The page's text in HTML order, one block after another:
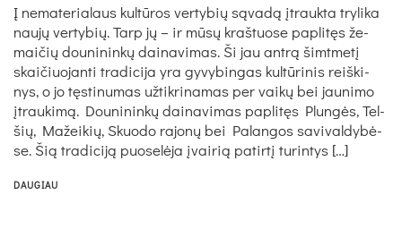
Į ne­ma­te­ria­laus kul­tū­ros ver­ty­bių są­va­dą įtrauk­ta try­li­ka
nau­jų ver­ty­bių. Tarp jų – ir mū­sų kraš­tuo­se pa­pli­tęs že­
mai­čių dou­ni­nin­kų dai­na­vi­mas. Ši jau ant­rą šimt­me­tį
skai­čiuo­jan­ti tra­di­ci­ja yra gy­vy­bin­gas kul­tū­ri­nis reiš­ki­
nys, o jo tęs­ti­nu­mas už­tik­ri­na­mas per vai­kų bei jau­ni­mo
įtrau­ki­mą. Dou­ni­nin­kų dai­na­vi­mas pa­pli­tęs Plun­gės, Tel­
šių, Ma­žei­kių, Skuo­do ra­jo­nų bei Pa­lan­gos sa­vi­val­dy­bė­
se. Šią tra­di­ci­ją puo­se­lė­ja įvai­rią pa­tir­tį tu­rin­tys […]
DAUGIAU